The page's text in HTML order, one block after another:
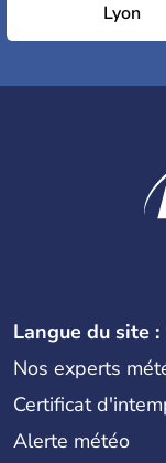
Lyon
Langue du site :
Nos experts
Certificat
Alerte météo